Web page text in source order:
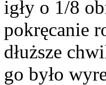
igły o 1/8
pokręcanie
dłuższe
go było